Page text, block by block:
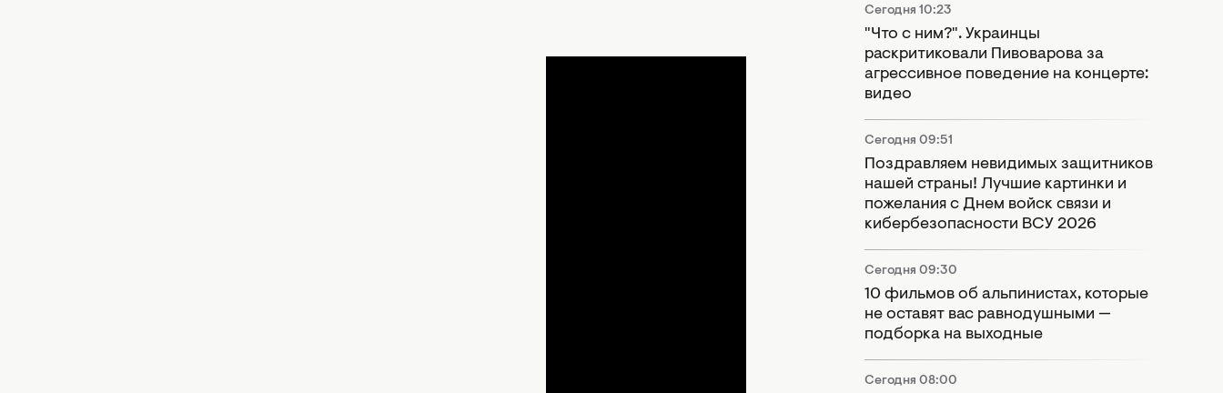
Сегодня 10:23
"Что с ним?". Украинцы
раскритиковали Пивоварова за
агрессивное поведение на концерте:
видео
Сегодня 09:51
Поздравляем невидимых защитников
нашей страны! Лучшие картинки и
пожелания с Днем войск связи и
кибербезопасности ВСУ 2026
Сегодня 09:30
10 фильмов об альпинистах, которые
не оставят вас равнодушными —
подборка на выходные
Сегодня 08:00